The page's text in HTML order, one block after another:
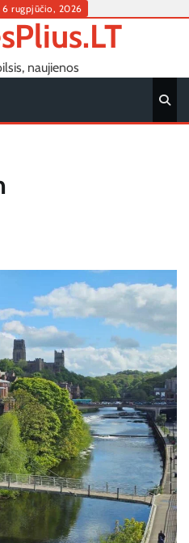
rugpjūčio, 2026
naujienos